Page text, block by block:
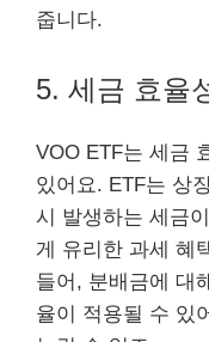
줍니다.
5. 세금 효율
VOO ETF는 세금
있어요. ETF는 상
시 발생하는 세금
게 유리한 과세 혜
들어, 분배금에 대
율이 적용될 수 있